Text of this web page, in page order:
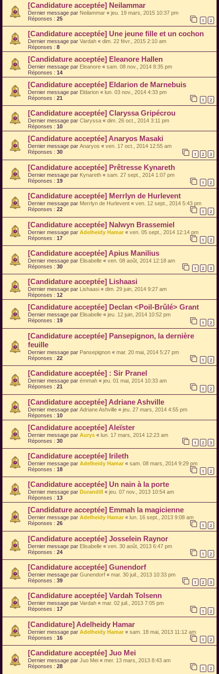
[Candidature acceptée] Neilammar
Dernier message par Neilammar « jeu. 19 mars, 2015 10:37 pm
Réponses : 25 1 2
[Candidature acceptée] Une jeune fille et un cochon
Dernier message par Vardah « dim. 22 févr., 2015 2:10 am
Réponses : 8
[Candidature acceptée] Eleanore Hallen
Dernier message par Eleanore « sam. 08 nov., 2014 8:35 pm
Réponses : 14
[Candidature acceptée] Eldarion de Marnebuis
Dernier message par Eldarion « lun. 03 nov., 2014 4:33 pm
Réponses : 21 1 2
[Candidature acceptée] Claryssa Gripécrou
Dernier message par Claryssa « dim. 26 oct., 2014 3:11 pm
Réponses : 10
[Candidature acceptée] Anaryos Masaki
Dernier message par Anaryos « ven. 17 oct., 2014 12:55 am
Réponses : 30 1 2 3
[Candidature acceptée] Prêtresse Kynareth
Dernier message par Kynareth « sam. 27 sept., 2014 1:07 pm
Réponses : 19 1 2
[Candidature acceptée] Merrlyn de Hurlevent
Dernier message par Merrlyn de Hurlevent « ven. 12 sept., 2014 5:43 pm
Réponses : 22 1 2
[Candidature acceptée] Nalwyn Brassemiel
Dernier message par Adelheidy Hamar « ven. 05 sept., 2014 12:14 pm
Réponses : 17 1 2
[Candidature acceptée] Apius Manilius
Dernier message par Elisabelle « ven. 08 août, 2014 12:18 am
Réponses : 30 1 2 3
[Candidature acceptée] Lishaasi
Dernier message par Lishaasi « dim. 29 juin, 2014 9:27 am
Réponses : 12
[Candidature acceptée] Declan <Poil-Brûlé> Grant
Dernier message par Elisabelle « jeu. 12 juin, 2014 10:52 pm
Réponses : 19 1 2
[Candidature acceptée] Pansepignon, la dernière
feuille
Dernier message par Pansepignon « mar. 20 mai, 2014 5:27 pm
Réponses : 22 1 2
[Candidature acceptée] : Sir Pranel
Dernier message par émmah « jeu. 01 mai, 2014 10:33 am
Réponses : 21 1 2
[Candidature acceptée] Adriane Ashville
Dernier message par Adriane Ashville « jeu. 27 mars, 2014 4:55 pm
Réponses : 10
[Candidature acceptée] Aleïster
Dernier message par Aurys « lun. 17 mars, 2014 12:23 am
Réponses : 30 1 2 3
[Candidature acceptée] Irileth
Dernier message par Adelheidy Hamar « sam. 08 mars, 2014 9:29 pm
Réponses : 18 1 2
[Candidature acceptée] Un nain à la porte
Dernier message par Durandill « jeu. 07 nov., 2013 10:54 am
Réponses : 13
[Candidature acceptée] Emmah la magicienne
Dernier message par Adelheidy Hamar « lun. 16 sept., 2013 9:08 am
Réponses : 26 1 2
[Candidature acceptée] Josselein Raynor
Dernier message par Elisabelle « ven. 30 août, 2013 6:47 pm
Réponses : 24 1 2
[Candidature acceptée] Gunendorf
Dernier message par Gunendorf « mar. 30 juil., 2013 10:33 pm
Réponses : 39 1 2 3
[Candidature acceptée] Vardah Tolsenn
Dernier message par Vardah « mar. 02 juil., 2013 7:05 pm
Réponses : 17 1 2
[Candidature] Adelheidy Hamar
Dernier message par Adelheidy Hamar « sam. 18 mai, 2013 11:12 am
Réponses : 16 1 2
[Candidature acceptée] Juo Mei
Dernier message par Juo Mei « mer. 13 mars, 2013 8:43 am
Réponses : 28 1 2